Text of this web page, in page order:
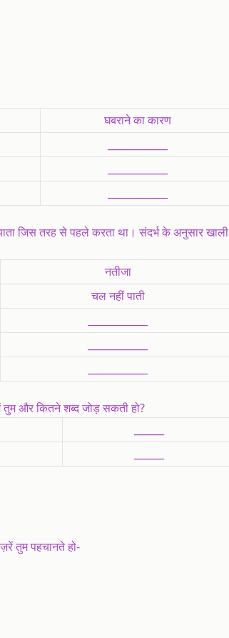
घबराने का कारण
जिस तरह से पहले करता था। संदर्भ के अनुसार खाली
नतीजा
चल नहीं पाती
में तुम और कितने शब्द जोड़ सकती हो?
तुम पहचानते हो-